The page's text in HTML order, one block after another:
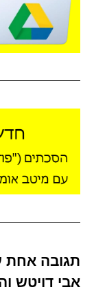
תגובה אחת
אבי דויטש